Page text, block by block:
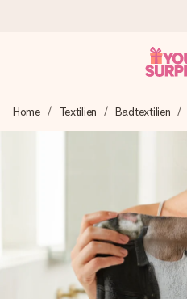
Wir bereiten dein Geschenk
blitzschnell – damit du es
überreichen kannst, wenn es
4,8 (basierend auf
Unsere Geschenke
4,8 bei Google Reviews
die wir versenden).
Home Textilien Badtextilien